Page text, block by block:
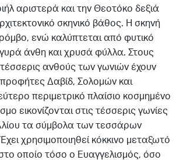
αριστερά και την Θεοτόκο δεξιά
σκηνικό βάθος. Η σκηνή
ενώ καλύπτεται από φυτικό
άνθη και χρυσά φύλλα. Στους
ανθούς των γωνιών έχουν
Δαβίδ, Σολομών και
περιμετρικό πλαίσιο κοσμημένο
εικονίζονται στις τέσσερις γωνίες
τα σύμβολα των τεσσάρων
χρησιμοποιηθεί κόκκινο μεταξωτό
οποίο τόσο ο Ευαγγελισμός, όσο